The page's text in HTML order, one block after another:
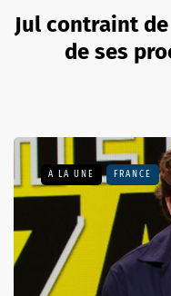
Jul contraint
de ses
A LA UNE FRANCE